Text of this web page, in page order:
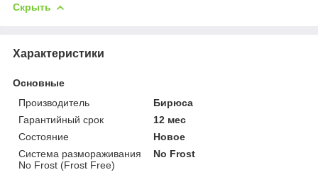
Скрыть
Характеристики
Основные
Производитель
Бирюса
Гарантийный срок
12 мес
Состояние
Новое
Система размораживания
No Frost (Frost Free)
No Frost